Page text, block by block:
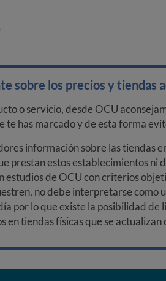
sobre los precios y tiendas
o servicio, desde OCU
te has marcado y de esta forma
información sobre las tiendas
prestan estos establecimientos ni
estudios de OCU con criterios
no debe interpretarse
por lo que existe la posibilidad
en tiendas físicas que se